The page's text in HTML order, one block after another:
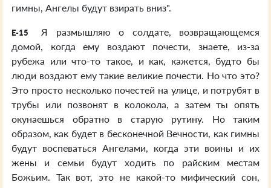
гимны, Ангелы будут взирать вниз".
E-15
Я размышляю о солдате, возвращающемся
домой, когда ему воздают почести, знаете, из-за
рубежа или что-то такое, и как, кажется, будто бы
люди воздают ему такие великие почести. Но что это?
Это просто несколько почестей на улице, и потрубят в
трубы или позвонят в колокола, а затем ты опять
окунаешься обратно в старую рутину. Но таким
образом, как будет в бесконечной Вечности, как гимны
будут воспеваться Ангелами, когда эти воины и их
жены и семьи будут ходить по райским местам
Божьим. Так вот, это не какой-то мифический сон,